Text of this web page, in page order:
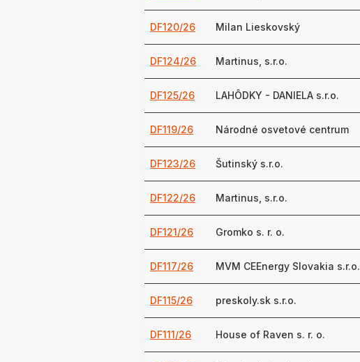
DF120/26 Milan Lieskovský
DF124/26 Martinus, s.r.o.
DF125/26 LAHÔDKY - DANIELA s.r.o.
DF119/26 Národné osvetové centrum
DF123/26 Šutinský s.r.o.
DF122/26 Martinus, s.r.o.
DF121/26 Gromko s. r. o.
DF117/26 MVM CEEnergy Slovakia s.r.o.
DF115/26 preskoly.sk s.r.o.
DF111/26 House of Raven s. r. o.